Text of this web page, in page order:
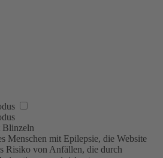
Blinzeln
Menschen mit Epilepsie, die Website
Risiko von Anfällen, die durch